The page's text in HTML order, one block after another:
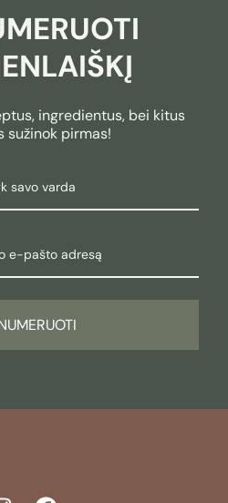
ingredientus, bei kitus
sužinok pirmas!